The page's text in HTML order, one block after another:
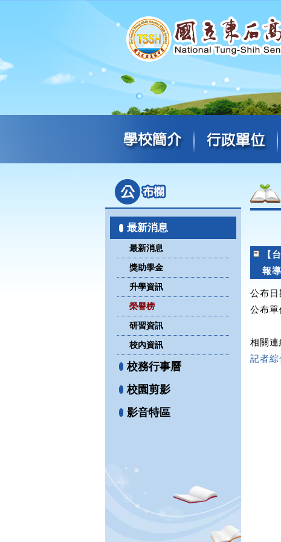
最新消息
最新消息
獎助學金
升學資訊
榮譽榜
研習資訊
校內資訊
校務行事曆
校園剪影
影音特區
【
報
公布
公布單
相關連
記者綜